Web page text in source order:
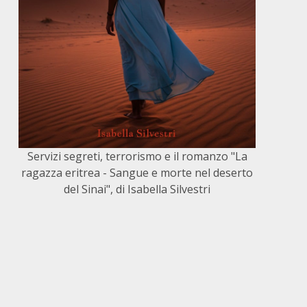
Servizi segreti, terrorismo e il romanzo "La
ragazza eritrea - Sangue e morte nel deserto
del Sinai", di Isabella Silvestri